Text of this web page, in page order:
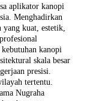
aplikator kanopi
Menghadirkan
yang kuat, estetik,
kanopi
skala besar
presisi.
tertentu.
Nugraha